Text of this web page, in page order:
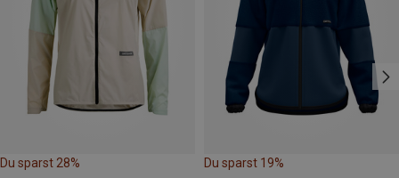
Du sparst 28% Du sparst 19%